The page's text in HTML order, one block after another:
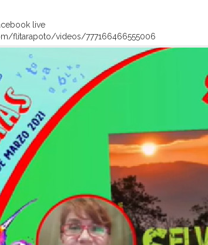
live
flitarapoto/videos/777166466555006